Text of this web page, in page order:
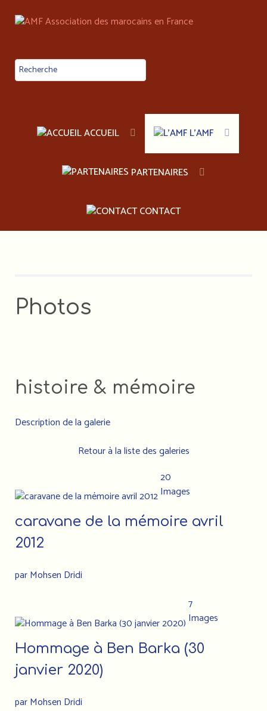
ACCUEIL L'AMF
PARTENAIRES
CONTACT
Photos
histoire & mémoire
Description de la galerie
Retour à la liste des galeries
20
Images
caravane de la mémoire avril
2012
par Mohsen Dridi
7
Images
Hommage à Ben Barka (30
janvier 2020)
par Mohsen Dridi